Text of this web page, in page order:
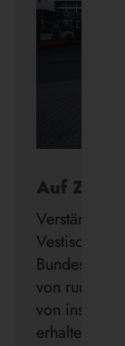
Auf
Verstärkung
Vestische
von rund
von
erhalten.